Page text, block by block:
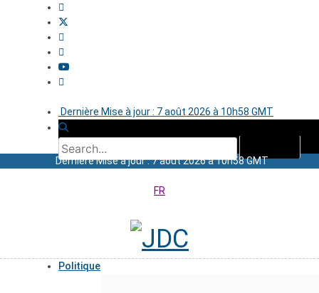
Dernière Mise à jour : 7 août 2026 à 10h58 GMT
Dernière Mise à jour : 7 août 2026 à 10h58 GMT
FR
Politique